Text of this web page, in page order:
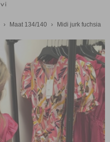
› Maat 134/140 › Midi jurk fuchsia